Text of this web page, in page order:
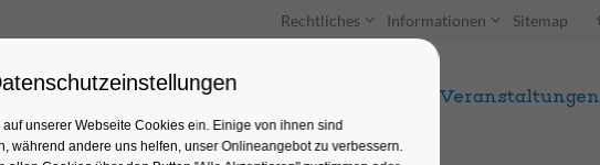
Rechtliches Informationen Sitemap
Unterkünfte Entdecken & Erleben Veranstaltungen
auf unserer Webseite Cookies ein. Einige von ihnen sind
während andere uns helfen, unser Onlineangebot zu verbessern.